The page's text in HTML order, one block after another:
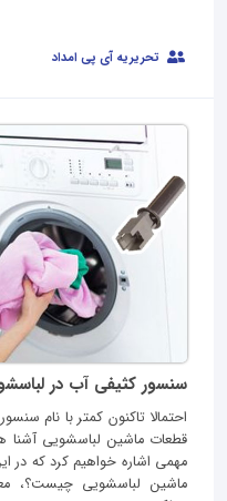
تحریریه آی پی امداد
سنسور کثیفی آب در
احتمالا تاکنون کمتر با نام
قطعات ماشین لباسشویی آشنا
مهمی اشاره خواهیم کرد که در
ماشین لباسشویی چیست؟،